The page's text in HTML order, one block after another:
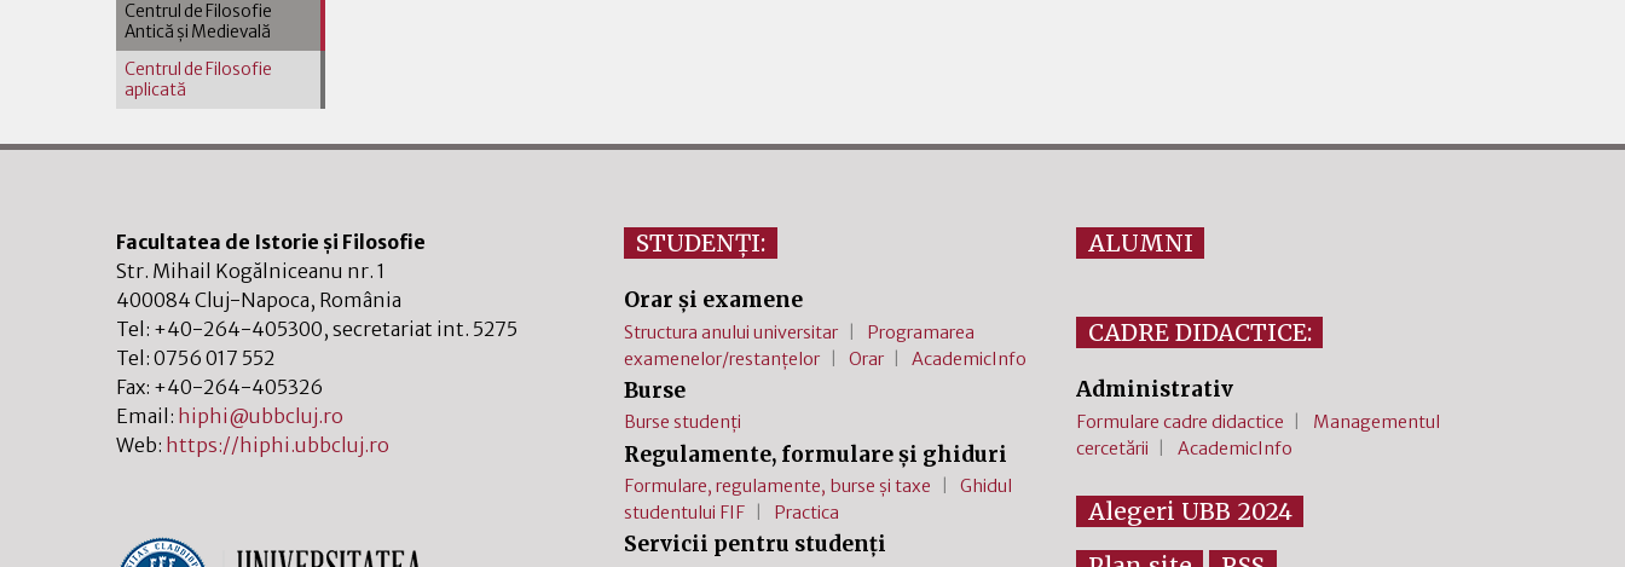
Centrul de Filosofie
Antică şi Medievală
Centrul de Filosofie
aplicată
STUDENȚI:
Orar și examene
Structura anului universitar
Programarea
examenelor/restanțelor
Orar AcademicInfo
Burse
Burse studenți
Regulamente, formulare și ghiduri
Formulare, regulamente, burse și taxe
Ghidul
studentului FIF
Practica
Servicii pentru studenți
ALUMNI
CADRE DIDACTICE:
Administrativ
Formulare cadre didactice
Managementul
cercetării
AcademicInfo
Alegeri UBB 2024
Facultatea de Istorie și Filosofie
Str. Mihail Kogălniceanu nr. 1
400084 Cluj-Napoca, România
Tel: +40-264-405300, secretariat int. 5275
Tel: 0756 017 552
Fax: +40-264-405326
Email: hiphi@ubbcluj.ro
Web: https://hiphi.ubbcluj.ro